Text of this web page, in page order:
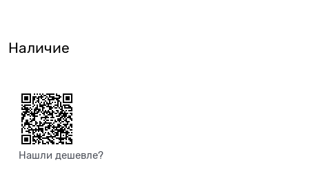
Наличие
Нашли дешевле?